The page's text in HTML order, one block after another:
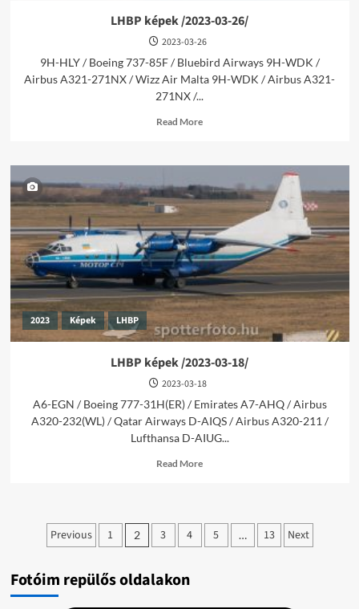
LHBP képek /2023-03-26/
2023-03-26
9H-HLY / Boeing 737-85F / Bluebird Airways 9H-WDK /
Airbus A321-271NX / Wizz Air Malta 9H-WDK / Airbus A321-
271NX /...
Read MoreRead
/2023-
03-
2023 Képek LHBP
LHBP képek /2023-03-18/
2023-03-18
A6-EGN / Boeing 777-31H(ER) / Emirates A7-AHQ / Airbus
A320-232(WL) / Qatar Airways D-AIQS / Airbus A320-211 /
Lufthansa D-AIUG...
Read MoreRead
/2023-
03-
Bejegyzések
Previous 1 2 3 4 5 … 13 Next
Fotóim repülős oldalakon